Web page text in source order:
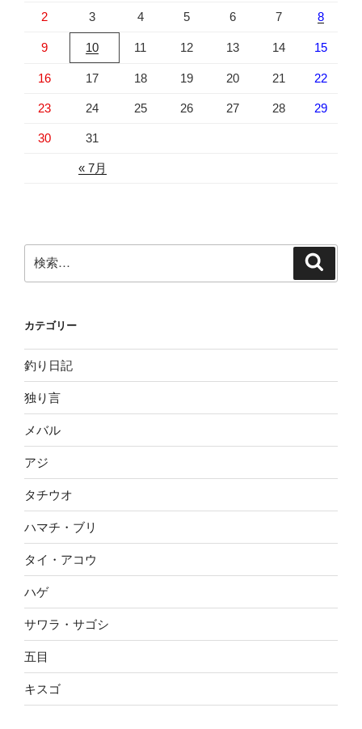
« 7月
2 3 4 5 6 7 8
9 10 11 12 13 14 15
16 17 18 19 20 21 22
23 24 25 26 27 28 29
30 31
検
索:
カテゴリー
釣り日記
独り言
メバル
アジ
タチウオ
ハマチ・ブリ
タイ・アコウ
ハゲ
サワラ・サゴシ
五目
キスゴ